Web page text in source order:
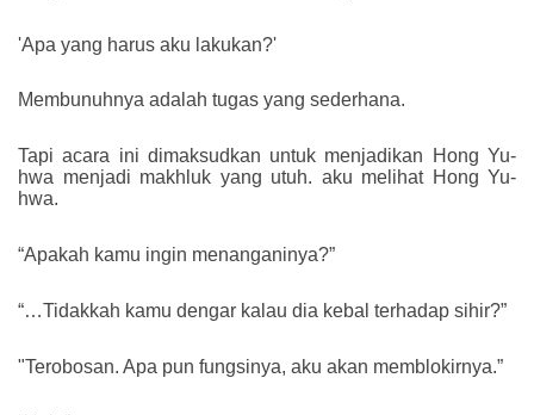
'Apa yang harus aku lakukan?'
Membunuhnya adalah tugas yang sederhana.
Tapi acara ini dimaksudkan untuk menjadikan Hong Yu-
hwa menjadi makhluk yang utuh. aku melihat Hong Yu-
hwa.
“Apakah kamu ingin menanganinya?”
“…Tidakkah kamu dengar kalau dia kebal terhadap sihir?”
"Terobosan. Apa pun fungsinya, aku akan memblokirnya.”